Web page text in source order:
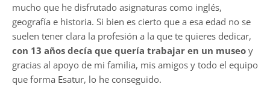
mucho que he disfrutado asignaturas como inglés,
geografía e historia. Si bien es cierto que a esa edad no se
suelen tener clara la profesión a la que te quieres dedicar,
con 13 años decía que quería trabajar en un museo y
gracias al apoyo de mi familia, mis amigos y todo el equipo
que forma Esatur, lo he conseguido.